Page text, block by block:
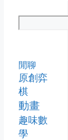
閒聊
原創弈
棋
動畫
趣味數
學